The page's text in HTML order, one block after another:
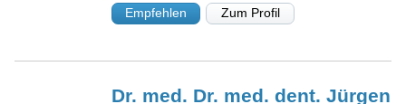
Empfehlen Zum Profil
Dr. med. Dr. med. dent. Jürgen